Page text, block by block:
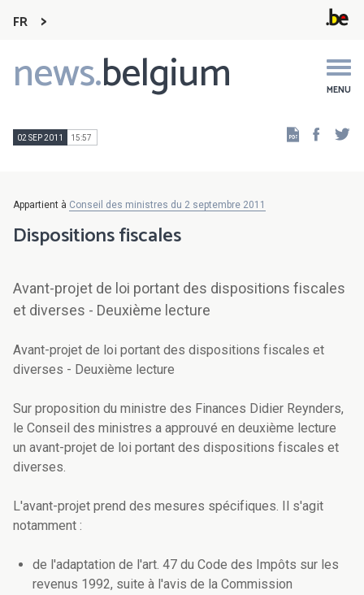
FR
news.belgium MENU
Main
navigation
02 SEP 2011 15:57
Appartient à Conseil des ministres du 2 septembre 2011
Dispositions fiscales
Avant-projet de loi portant des dispositions fiscales
et diverses - Deuxième lecture
Avant-projet de loi portant des dispositions fiscales et
diverses - Deuxième lecture
Sur proposition du ministre des Finances Didier Reynders,
le Conseil des ministres a approuvé en deuxième lecture
un avant-projet de loi portant des dispositions fiscales et
diverses.
L'avant-projet prend des mesures spécifiques. Il s'agit
notamment :
de l'adaptation de l'art. 47 du Code des Impôts sur les
revenus 1992, suite à l'avis de la Commission